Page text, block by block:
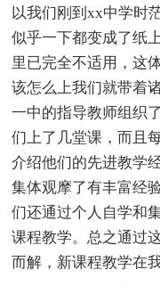
以我们刚到xx中学时
似乎一下都变成了纸
里已完全不适用，这
该怎么上我们就带着
一中的指导教师组织
们上了几堂课，而且
介绍他们的先进教学
集体观摩了有丰富经
们还通过个人自学和
课程教学。总之通过
而解，新课程教学在